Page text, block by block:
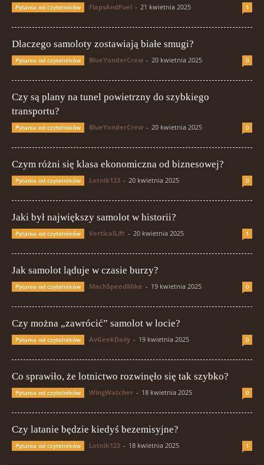
Pytania od czytelników FlapsAndFuel - 21 kwietnia 2025 1
Dlaczego samoloty zostawiają białe smugi?
Pytania od czytelników BlueYonderCrew - 20 kwietnia 2025 0
Czy są plany na tunel powietrzny do szybkiego
transportu?
Pytania od czytelników BlueYonderCrew - 20 kwietnia 2025 0
Czym różni się klasa ekonomiczna od biznesowej?
Pytania od czytelników Lotnik123 - 20 kwietnia 2025 0
Jaki był największy samolot w historii?
Pytania od czytelników VerticalLift - 20 kwietnia 2025 1
Jak samolot ląduje w czasie burzy?
Pytania od czytelników MachSpeedMike - 19 kwietnia 2025 0
Czy można „zawrócić” samolot w locie?
Pytania od czytelników AvGeekDaily - 19 kwietnia 2025 0
Co sprawiło, że lotnictwo rozwinęło się tak szybko?
Pytania od czytelników WingWatcher - 18 kwietnia 2025 0
Czy latanie będzie kiedyś bezemisyjne?
Pytania od czytelników Lotnik123 - 18 kwietnia 2025 1